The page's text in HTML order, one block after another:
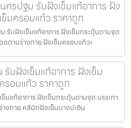
ครปฐม รับฝังเข็มแก้อาการ ฝัง
มครอบแก้ว ราคาถูก
รับฝังเข็มแก้อาการ ฝังเข็มกระตุ้นตามจุด
ดตามร่างกาย ฝังเข็มครอบแก้วเ
บฝังเข็มแก้อาการ ฝังเข็ม
รอบแก้ว ราคาถูก
มแก้อาการ ฝังเข็มกระตุ้นตามจุด บรรเทา
งกาย คลีนิกฝังเข็มบางปะอิน